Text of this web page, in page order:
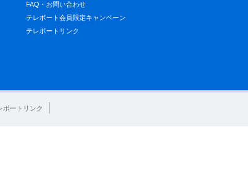
FAQ・お問い合わせ
テレボート会員限定キャンペーン
テレボートリンク
ボートリンク